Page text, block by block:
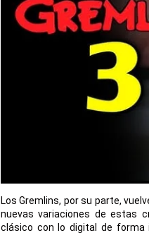
Los Gremlins, por su parte,
nuevas variaciones de estas
clásico con lo digital de forma